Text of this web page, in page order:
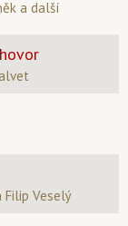
a další
Filip Veselý